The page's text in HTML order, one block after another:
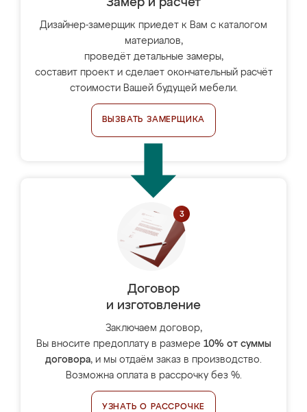
Замер и расчет
Дизайнер-замерщик приедет к Вам с каталогом
материалов,
проведёт детальные замеры,
составит проект и сделает окончательный расчёт
стоимости Вашей будущей мебели.
ВЫЗВАТЬ ЗАМЕРЩИКА
Договор
и изготовление
Заключаем договор,
Вы вносите предоплату в размере 10% от суммы
договора, и мы отдаём заказ в производство.
Возможна оплата в рассрочку без %.
УЗНАТЬ О РАССРОЧКЕ